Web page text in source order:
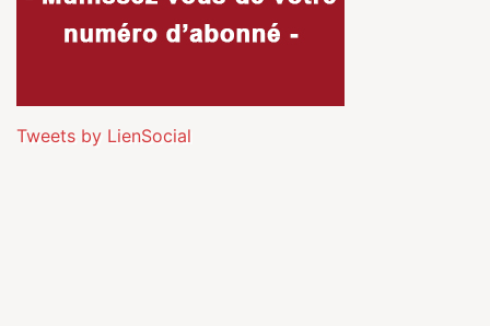
Tweets by LienSocial